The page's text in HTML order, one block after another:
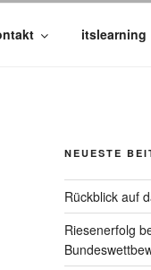
itslearning
NEUESTE
Rückblick auf
Riesenerfolg